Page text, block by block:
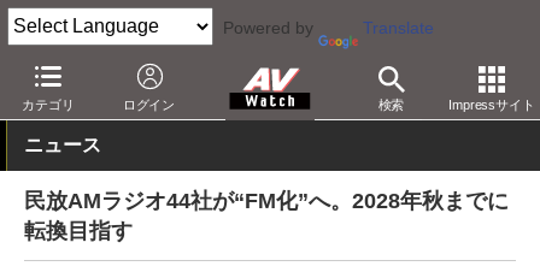
Powered by Translate
カテゴリ ログイン 検索 Impressサイト
AV Watch コンテンツ・サービス 放送 ラジオ
ニュース
民放AMラジオ44社が“FM化”へ。2028年秋までに
転換目指す